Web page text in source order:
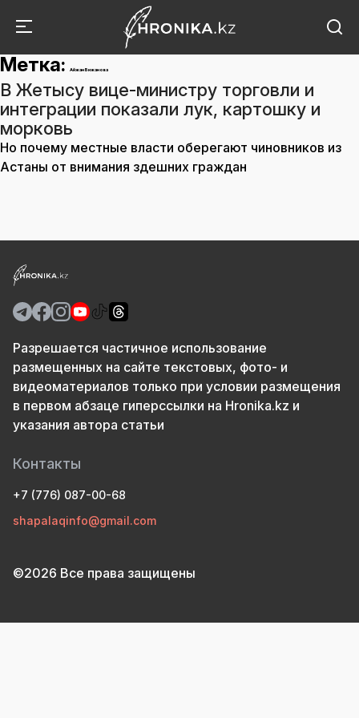
Метка: Айжан Бижанова
В Жетысу вице-министру торговли и
интеграции показали лук, картошку и
морковь
Но почему местные власти оберегают чиновников из
Астаны от внимания здешних граждан
Разрешается частичное использование
размещенных на сайте текстовых, фото- и
видеоматериалов только при условии размещения
в первом абзаце гиперссылки на Hronika.kz и
указания автора статьи
Контакты
+7 (776) 087-00-68
shapalaqinfo@gmail.com
©2026 Все права защищены